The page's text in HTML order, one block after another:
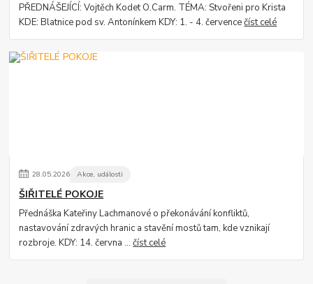
PŘEDNÁŠEJÍCÍ: Vojtěch Kodet O.Carm. TÉMA: Stvořeni pro Krista
KDE: Blatnice pod sv. Antonínkem KDY: 1. - 4. červencečíst celé
28.05.2026 Akce, události
ŠIŘITELÉ POKOJE
Přednáška Kateřiny Lachmanové o překonávání konfliktů,
nastavování zdravých hranic a stavění mostů tam, kde vznikají
rozbroje. KDY: 14. června ...číst celé